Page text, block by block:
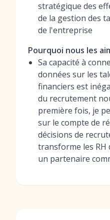
stratégique des
de la gestion des
de l'entreprise
Pourquoi nous les
Sa capacité à
données sur les
financiers est
du recrutement
première fois, je
sur le compte de
décisions de
transforme les RH
un partenaire